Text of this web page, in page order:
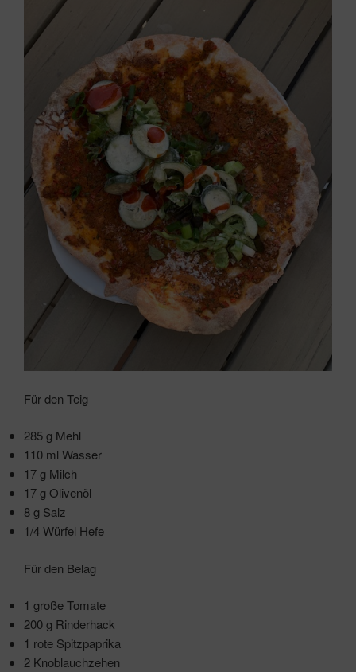
Für den Teig
285 g Mehl
110 ml Wasser
17 g Milch
17 g Olivenöl
8 g Salz
1/4 Würfel Hefe
Für den Belag
1 große Tomate
200 g Rinderhack
1 rote Spitzpaprika
2 Knoblauchzehen